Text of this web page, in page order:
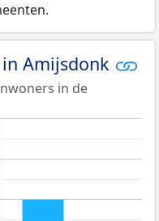
Amijsdonk
in de